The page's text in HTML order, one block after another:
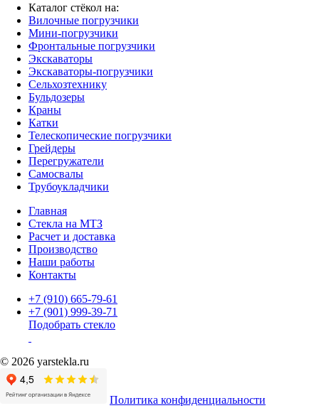
Каталог стёкол на:
Вилочные погрузчики
Мини-погрузчики
Фронтальные погрузчики
Экскаваторы
Экскаваторы-погрузчики
Сельхозтехнику
Бульдозеры
Краны
Катки
Телескопические погрузчики
Грейдеры
Перегружатели
Самосвалы
Трубоукладчики
Главная
Стекла на МТЗ
Расчет и доставка
Производство
Наши работы
Контакты
+7 (910) 665-79-61
+7 (901) 999-39-71
Подобрать стекло
© 2026 yarstekla.ru
Политика конфиденциальности